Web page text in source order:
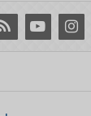
Youtube